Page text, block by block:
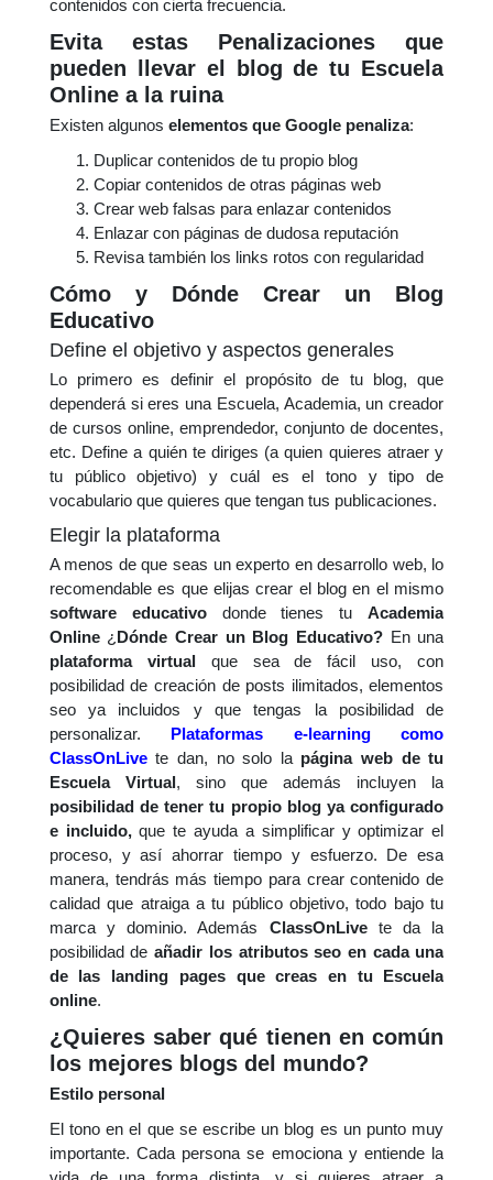
contenidos con cierta frecuencia.
Evita estas Penalizaciones que
pueden llevar el blog de tu Escuela
Online a la ruina
Existen algunos elementos que Google penaliza:
Duplicar contenidos de tu propio blog
Copiar contenidos de otras páginas web
Crear web falsas para enlazar contenidos
Enlazar con páginas de dudosa reputación
Revisa también los links rotos con regularidad
Cómo y Dónde Crear un Blog
Educativo
Define el objetivo y aspectos generales
Lo primero es definir el propósito de tu blog, que
dependerá si eres una Escuela, Academia, un creador
de cursos online, emprendedor, conjunto de docentes,
etc. Define a quién te diriges (a quien quieres atraer y
tu público objetivo) y cuál es el tono y tipo de
vocabulario que quieres que tengan tus publicaciones.
Elegir la plataforma
A menos de que seas un experto en desarrollo web, lo
recomendable es que elijas crear el blog en el mismo
software educativodonde tienes tuAcademia
Online¿ Dónde Crear un Blog Educativo? En una
plataforma virtualque sea de fácil uso, con
posibilidad de creación de posts ilimitados, elementos
seo ya incluidos y que tengas la posibilidad de
personalizar.
Plataformas e-learning como
ClassOnLive te dan, no solo la página web de tu
Escuela Virtual, sino que además incluyen la
posibilidad de tener tu propio blog ya configurado
e incluido,que te ayuda a simplificar y optimizar el
proceso, y así ahorrar tiempo y esfuerzo. De esa
manera, tendrás más tiempo para crear contenido de
calidad que atraiga a tu público objetivo, todo bajo tu
marca y dominio. Además ClassOnLivete da la
posibilidad deañadir los atributos seo en cada una
de las landing pages que creas en tu Escuela
online.
¿Quieres saber qué tienen en común
los mejores blogs del mundo?
Estilo personal
El tono en el que se escribe un blog es un punto muy
importante. Cada persona se emociona y entiende la